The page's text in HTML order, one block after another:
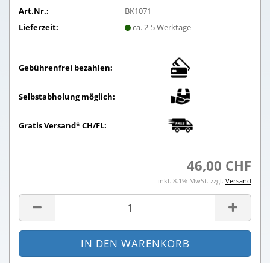
Art.Nr.:
BK1071
Lieferzeit:
ca. 2-5 Werktage
Gebührenfrei bezahlen:
Selbstabholung möglich:
Gratis Versand* CH/FL:
46,00 CHF
inkl. 8.1% MwSt. zzgl. Versand